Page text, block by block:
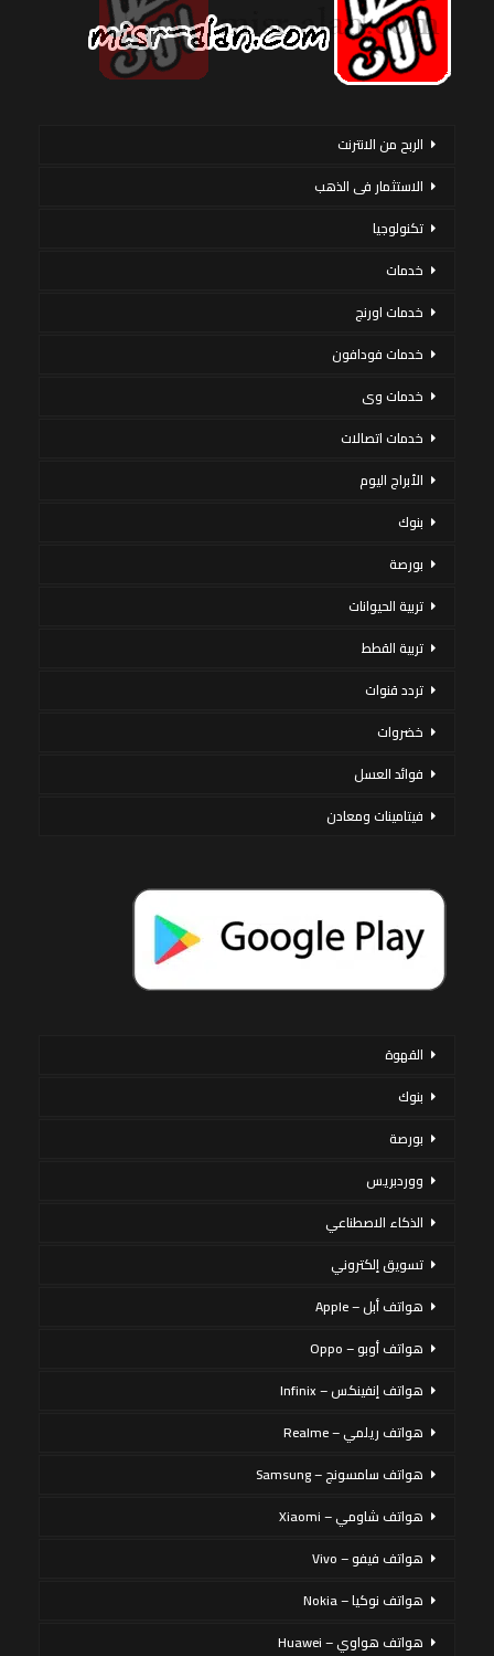
الربح من الانترنت
الاستثمار فى الذهب
تكنولوجيا
خدمات
خدمات اورنج
خدمات فودافون
خدمات وى
خدمات اتصالات
الأبراج اليوم
بنوك
بورصة
تربية الحيوانات
تربية القطط
تردد قنوات
خضروات
فوائد العسل
فيتامينات ومعادن
القهوة
بنوك
بورصة
ووردبريس
الذكاء الاصطناعي
تسويق إلكتروني
هواتف أبل – Apple
هواتف أوبو – Oppo
هواتف إنفينكس – Infinix
هواتف ريلمي – Realme
هواتف سامسونج – Samsung
هواتف شاومي – Xiaomi
هواتف فيفو – Vivo
هواتف نوكيا – Nokia
هواتف هواوي – Huawei